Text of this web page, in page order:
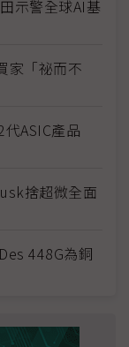
示警全球AI基
家「祕而不
ASIC產品
捨超微全面
448G為銅